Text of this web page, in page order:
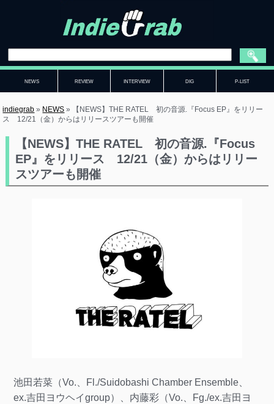
NEWS REVIEW INTERVIEW DIG P-LIST
indiegrab » NEWS »
【NEWS】THE RATEL 初の音源.『Focus EP』をリリー
ス 12/21（金）からはリリースツアーも開催
【NEWS】THE RATEL 初の音源.『Focus
EP』をリリース 12/21（金）からはリリー
スツアーも開催
池田若菜（Vo.、Fl./Suidobashi Chamber Ensemble、
ex.吉田ヨウヘイgroup）、内藤彩（Vo.、Fg./ex.吉田ヨ